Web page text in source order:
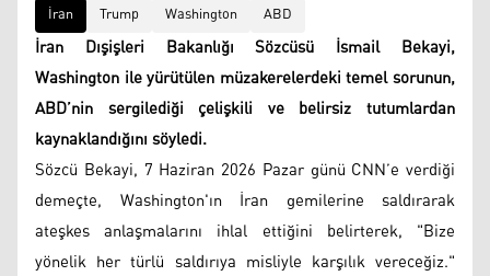
İran Trump Washington ABD
İran Dışişleri Bakanlığı Sözcüsü İsmail Bekayi,
Washington ile yürütülen müzakerelerdeki temel sorunun,
ABD’nin sergilediği çelişkili ve belirsiz tutumlardan
kaynaklandığını söyledi.
Sözcü Bekayi, 7 Haziran 2026 Pazar günü CNN’e verdiği
demeçte, Washington'ın İran gemilerine saldırarak
ateşkes anlaşmalarını ihlal ettiğini belirterek, "Bize
yönelik her türlü saldırıya misliyle karşılık vereceğiz."